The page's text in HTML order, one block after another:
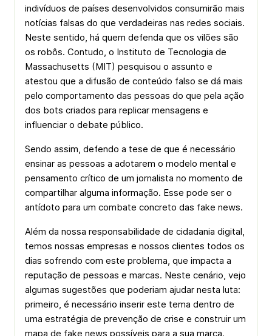
indivíduos de países desenvolvidos consumirão mais
notícias falsas do que verdadeiras nas redes sociais.
Neste sentido, há quem defenda que os vilões são
os robôs. Contudo, o Instituto de Tecnologia de
Massachusetts (MIT) pesquisou o assunto e
atestou que a difusão de conteúdo falso se dá mais
pelo comportamento das pessoas do que pela ação
dos bots criados para replicar mensagens e
influenciar o debate público.
Sendo assim, defendo a tese de que é necessário
ensinar as pessoas a adotarem o modelo mental e
pensamento crítico de um jornalista no momento de
compartilhar alguma informação. Esse pode ser o
antídoto para um combate concreto das fake news.
Além da nossa responsabilidade de cidadania digital,
temos nossas empresas e nossos clientes todos os
dias sofrendo com este problema, que impacta a
reputação de pessoas e marcas. Neste cenário, vejo
algumas sugestões que poderiam ajudar nesta luta:
primeiro, é necessário inserir este tema dentro de
uma estratégia de prevenção de crise e construir um
mapa de fake news possíveis para a sua marca.